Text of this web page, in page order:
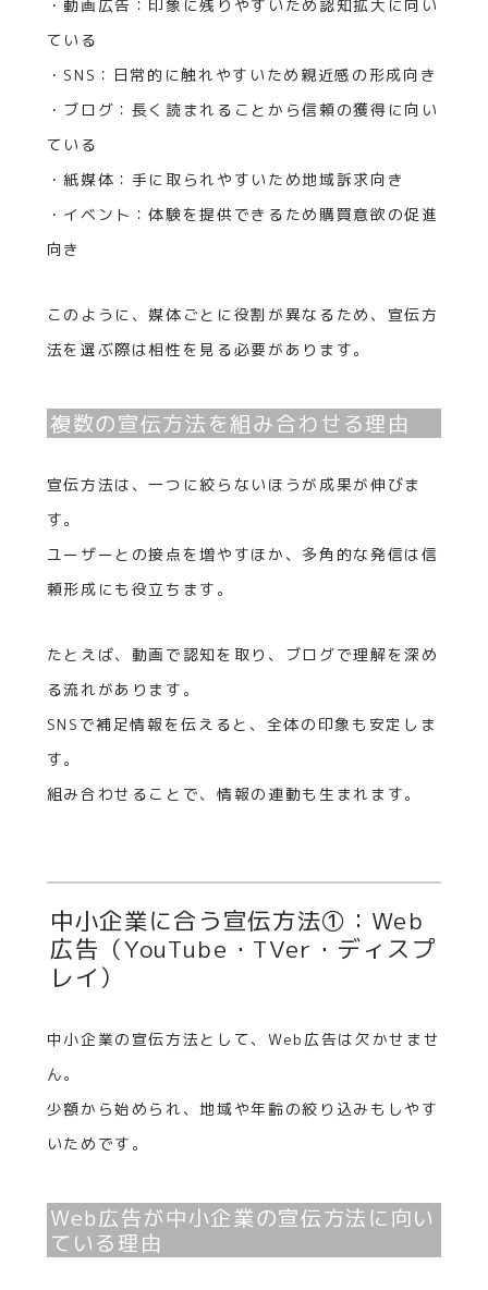
・動画広告：印象に残りやすいため認知拡大に向い
ている
・SNS：日常的に触れやすいため親近感の形成向き
・ブログ：長く読まれることから信頼の獲得に向い
ている
・紙媒体：手に取られやすいため地域訴求向き
・イベント：体験を提供できるため購買意欲の促進
向き
このように、媒体ごとに役割が異なるため、宣伝方
法を選ぶ際は相性を見る必要があります。
複数の宣伝方法を組み合わせる理由
宣伝方法は、一つに絞らないほうが成果が伸びま
す。
ユーザーとの接点を増やすほか、多角的な発信は信
頼形成にも役立ちます。
たとえば、動画で認知を取り、ブログで理解を深め
る流れがあります。
SNSで補足情報を伝えると、全体の印象も安定しま
す。
組み合わせることで、情報の連動も生まれます。
中小企業に合う宣伝方法①：Web
広告（YouTube・TVer・ディスプ
レイ）
中小企業の宣伝方法として、Web広告は欠かせませ
ん。
少額から始められ、地域や年齢の絞り込みもしやす
いためです。
Web広告が中小企業の宣伝方法に向い
ている理由